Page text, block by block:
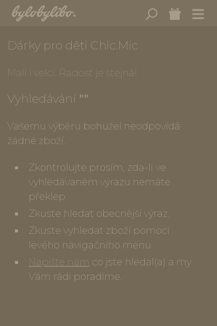
Dárky pro děti Chic.Mic
Malí i velcí. Radost je stejná!
Vyhledávání ""
Vašemu výběru bohužel neodpovídá
žádné zboží.
Zkontrolujte prosím, zda-li ve
vyhledávaném výrazu nemáte
překlep.
Zkuste hledat obecnější výraz.
Zkuste vyhledat zboží pomocí
levého navigačního menu.
Napište nám co jste hledal(a) a my
Vám rádi poradíme.